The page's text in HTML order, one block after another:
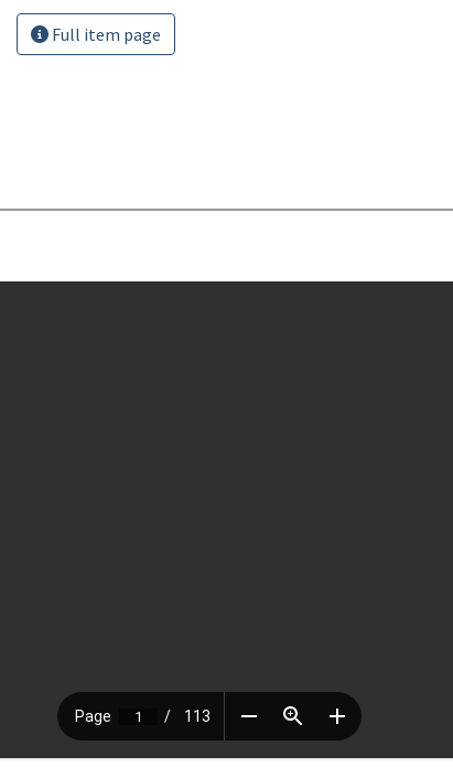
Full item page